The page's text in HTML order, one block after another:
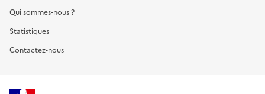
Qui sommes-nous ?
Statistiques
Contactez-nous